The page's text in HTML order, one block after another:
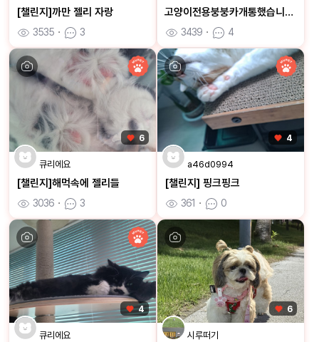
[챌린지]까만 젤리 자랑
3535 ㆍ 3
고양이전용붕붕카개통했습니다ㅋㅋ
3439 ㆍ 4
6
큐리에요
[챌린지]해먹속에 젤리들
3036 ㆍ 3
4
a46d0994
[챌린지] 핑크핑크
361 ㆍ 0
4
큐리에요
6
시루떠기